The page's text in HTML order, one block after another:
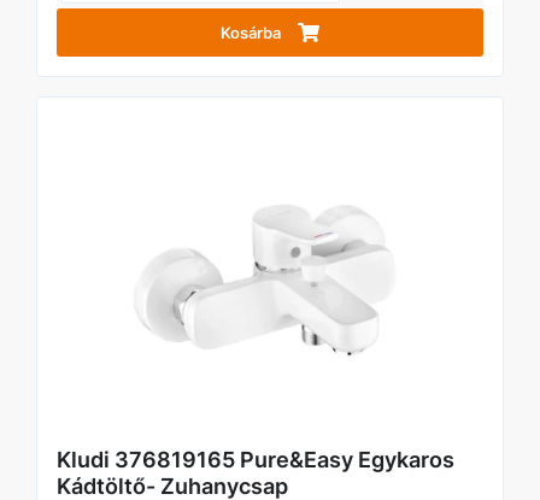
Kosárba
Kludi 376819165 Pure&Easy Egykaros
Kádtöltő- Zuhanycsap